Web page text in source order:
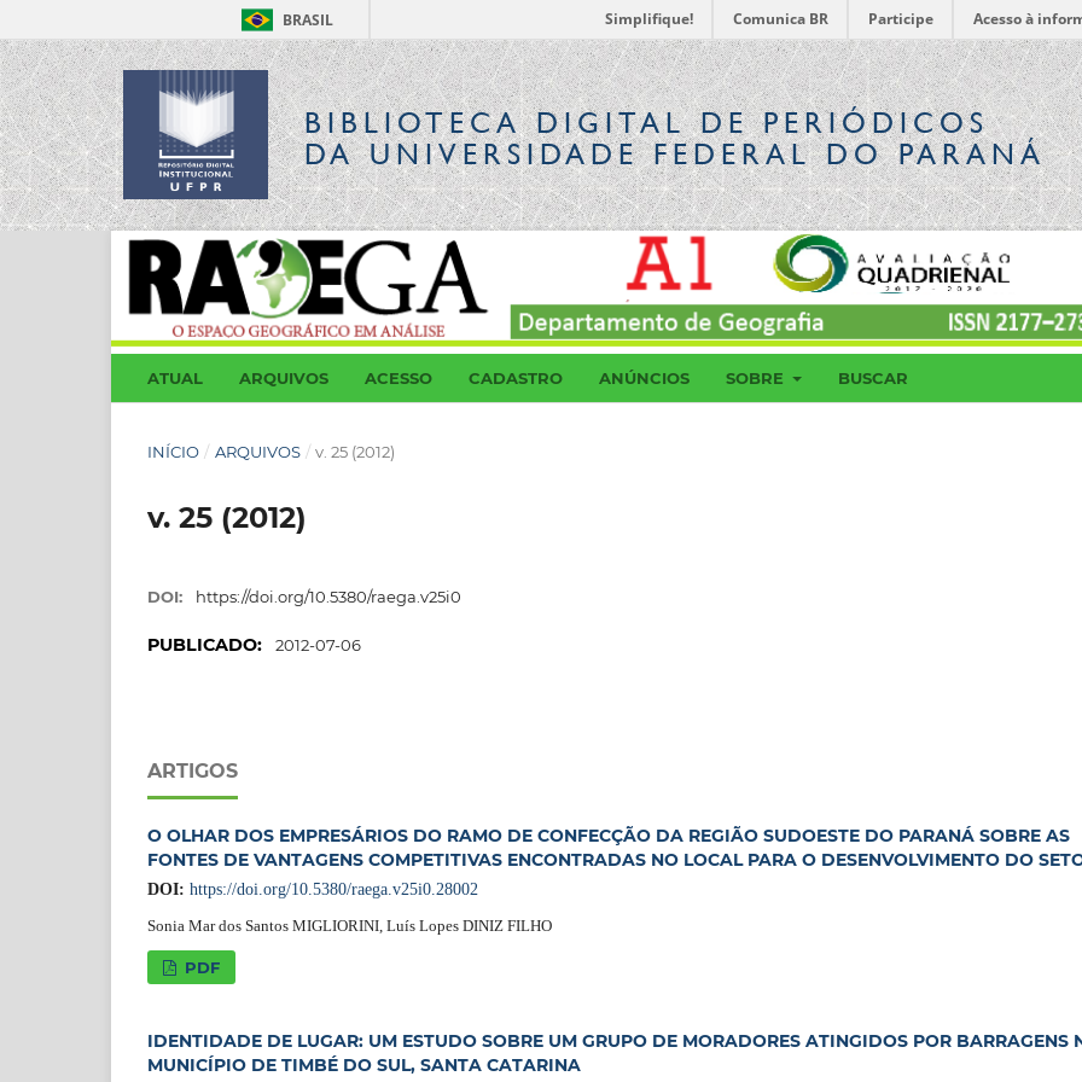
BRASIL Simplifique! Comunica BR Participe Acesso à
BIBLIOTECA DIGITALDE PERIÓDICOS
DA UNIVERSIDADE FEDERAL DO PARANÁ
ATUAL ARQUIVOS ACESSO CADASTRO ANÚNCIOS SOBRE BUSCAR
INÍCIO / ARQUIVOS / v. 25 (2012)
v. 25 (2012)
DOI: https://doi.org/10.5380/raega.v25i0
PUBLICADO: 2012-07-06
ARTIGOS
O OLHAR DOS EMPRESÁRIOS DO RAMO DE CONFECÇÃO DA REGIÃO SUDOESTE DO PARANÁ SOBRE AS
FONTES DE VANTAGENS COMPETITIVAS ENCONTRADAS NO LOCAL PARA O DESENVOLVIMENTO DO
DOI: https://doi.org/10.5380/raega.v25i0.28002
Sonia Mar dos Santos MIGLIORINI, Luís Lopes DINIZ FILHO
PDF
IDENTIDADE DE LUGAR: UM ESTUDO SOBRE UM GRUPO DE MORADORES ATINGIDOS POR BARRAGENS
MUNICÍPIO DE TIMBÉ DO SUL, SANTA CATARINA